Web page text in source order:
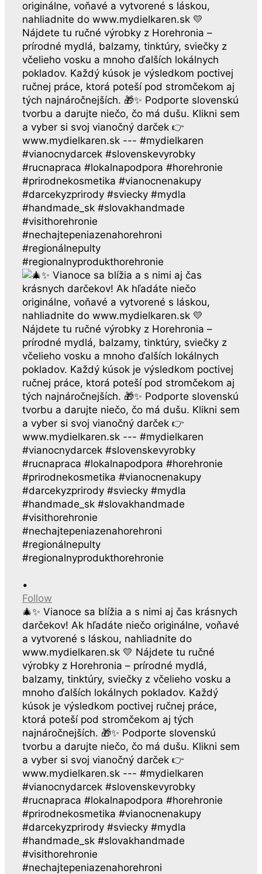
•
Follow
🎄✨ Vianoce sa blížia a s nimi aj čas krásnych
darčekov! Ak hľadáte niečo originálne, voňavé
a vytvorené s láskou, nahliadnite do
www.mydielkaren.sk 💛 Nájdete tu ručné
výrobky z Horehronia – prírodné mydlá,
balzamy, tinktúry, sviečky z včelieho vosku a
mnoho ďalších lokálnych pokladov. Každý
kúsok je výsledkom poctivej ručnej práce,
ktorá poteší pod stromčekom aj tých
najnáročnejších. 🎁✨ Podporte slovenskú
tvorbu a darujte niečo, čo má dušu. Klikni sem
a vyber si svoj vianočný darček 👉
www.mydielkaren.sk --- #mydielkaren
#vianocnydarcek #slovenskevyrobky
#rucnapraca #lokalnapodpora #horehronie
#prirodnekosmetika #vianocnenakupy
#darcekyzprirody #sviecky #mydla
#handmade_sk #slovakhandmade
#visithorehronie
#nechajtepeniazenahorehroni